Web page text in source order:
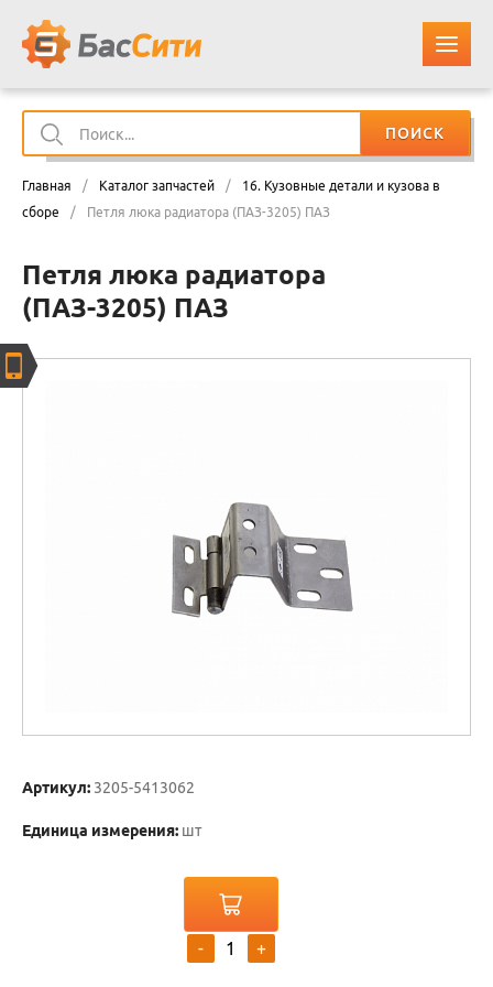
ПОИСК
Главная / Каталог запчастей /
16. Кузовные детали и кузова в
сборе
/ Петля люка радиатора (ПАЗ-3205) ПАЗ
Петля люка радиатора
(ПАЗ-3205) ПАЗ
Артикул: 3205-5413062
Единица измерения: шт
- +
КАТАЛОГ ЗАПЧАСТЕЙ
ОПЛАТА И ДОСТАВКА